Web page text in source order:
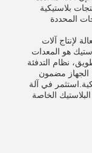
بلاستيكية
المحددة
لإنتاج آلات
هو المعدات
نظام التدفئة
الجهاز مضمون
في آلة
الخاصة